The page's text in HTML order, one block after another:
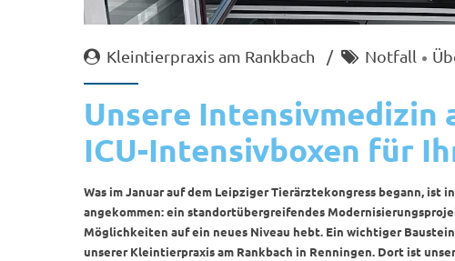
Kleintierpraxis am Rankbach Notfall
Unsere Intensivmedizin
ICU-Intensivboxen für
Was im Januar auf dem Leipziger Tierärztekongress begann, ist
angekommen: ein standortübergreifendes
Möglichkeiten auf ein neues Niveau hebt. Ein wichtiger
unserer Kleintierpraxis am Rankbach in Renningen. Dort ist